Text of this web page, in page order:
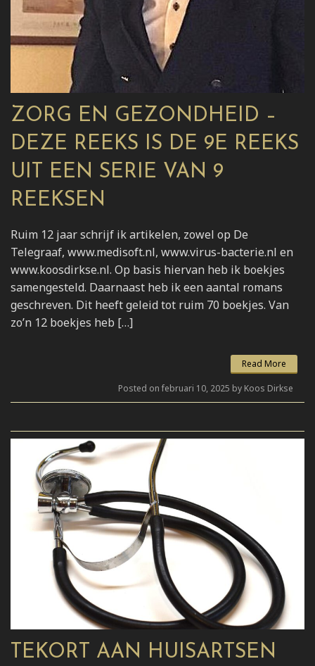
ZORG EN GEZONDHEID –
DEZE REEKS IS DE 9E REEKS
UIT EEN SERIE VAN 9
REEKSEN
Ruim 12 jaar schrijf ik artikelen, zowel op De
Telegraaf, www.medisoft.nl, www.virus-bacterie.nl en
www.koosdirkse.nl. Op basis hiervan heb ik boekjes
samengesteld. Daarnaast heb ik een aantal romans
geschreven. Dit heeft geleid tot ruim 70 boekjes. Van
zo’n 12 boekjes heb […]
Read More
Posted on februari 10, 2025 by Koos Dirkse
TEKORT AAN HUISARTSEN